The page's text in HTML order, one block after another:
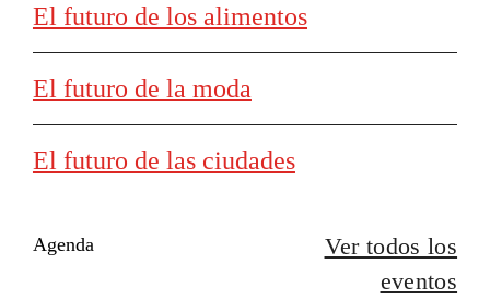
El futuro de los alimentos
El futuro de la moda
El futuro de las ciudades
Agenda
Ver todos los
eventos